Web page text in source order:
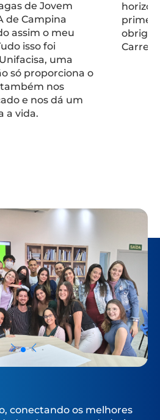
de Jovem
de Campina
assim o meu
isso foi
uma
só proporciona o
nos
e nos dá um
a vida.
conectando os melhores